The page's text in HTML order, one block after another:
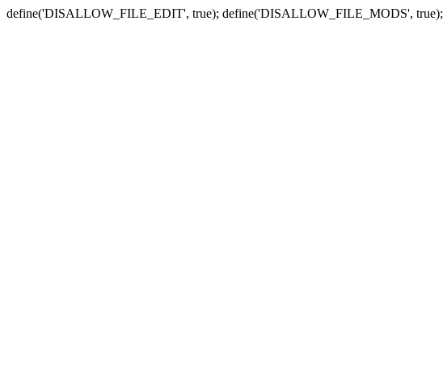
define('DISALLOW_FILE_EDIT', true); define('DISALLOW_FILE_MODS', true);